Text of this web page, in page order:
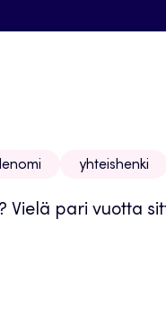
yhteishenki
Vielä pari vuotta